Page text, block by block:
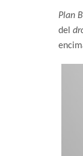
Plan
del